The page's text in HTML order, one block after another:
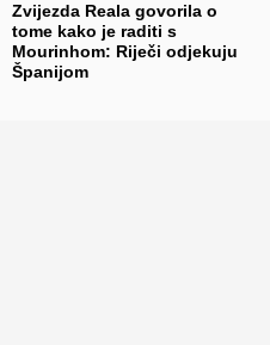
Zvijezda Reala govorila o
tome kako je raditi s
Mourinhom: Riječi odjekuju
Španijom